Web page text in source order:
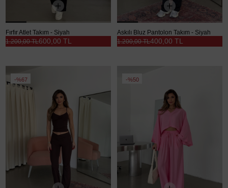
Fırfır Atlet Takım - Siyah
600,00 TL
1.200,00 TL
Askılı Bluz Pantolon Takım - Siyah
400,00 TL
1.200,00 TL
%67 %50